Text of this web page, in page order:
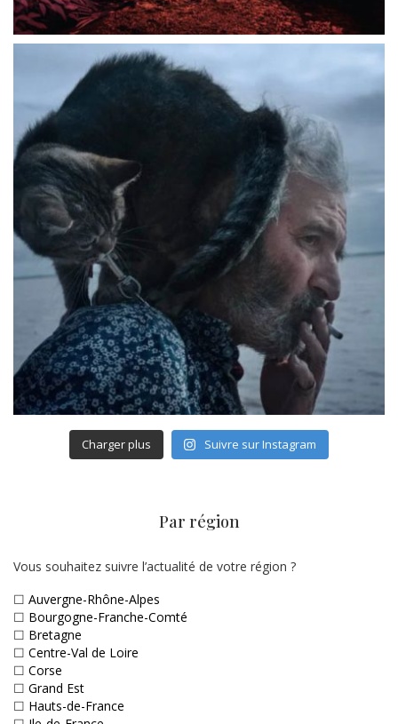
Charger plus Suivre sur Instagram
Par région
Vous souhaitez suivre l’actualité de votre région ?
☐ Auvergne-Rhône-Alpes
☐ Bourgogne-Franche-Comté
☐ Bretagne
☐ Centre-Val de Loire
☐ Corse
☐ Grand Est
☐ Hauts-de-France